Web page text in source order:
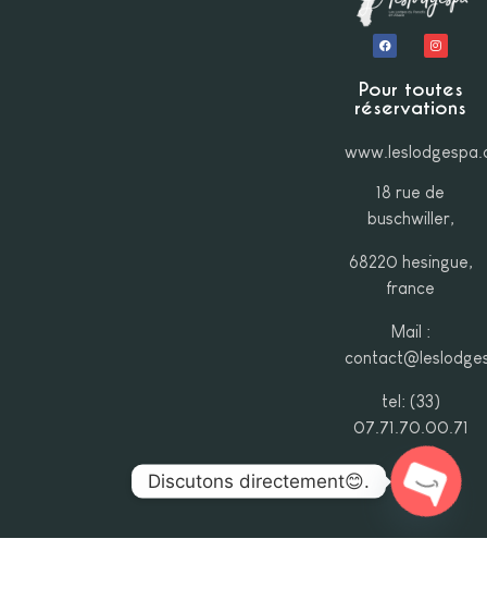
Pour toutes
réservations
18 rue de
buschwiller,
68220 hesingue,
france
Mail :
tel: (33)
07.71.70.00.71
Discutons directement😊.
Open